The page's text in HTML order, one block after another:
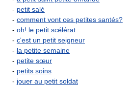
- petit salé
- comment vont ces petites santés?
- oh! le petit scélérat
- c'est un petit seigneur
- la petite semaine
- petite sœur
- petits soins
- jouer au petit soldat